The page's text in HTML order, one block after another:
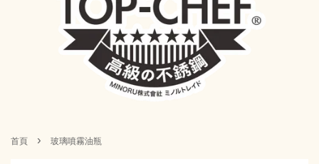
首頁 › 玻璃噴霧油瓶